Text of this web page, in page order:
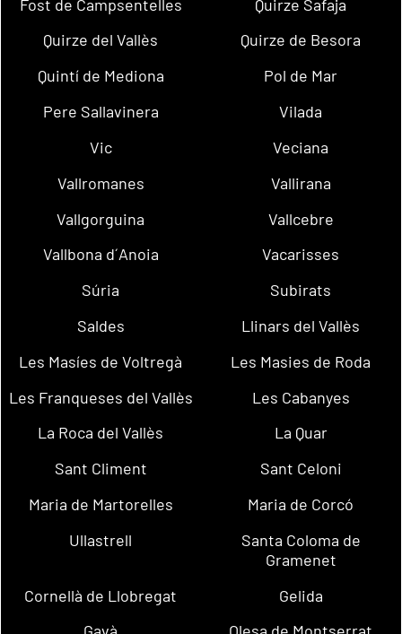
Fost de Campsentelles
Quirze Safaja
Quirze del Vallès
Quirze de Besora
Quintí de Mediona
Pol de Mar
Pere Sallavinera
Vilada
Vic
Veciana
Vallromanes
Vallirana
Vallgorguina
Vallcebre
Vallbona d´Anoia
Vacarisses
Súria
Subirats
Saldes
Llinars del Vallès
Les Masíes de Voltregà
Les Masies de Roda
Les Franqueses del Vallès
Les Cabanyes
La Roca del Vallès
La Quar
Sant Climent
Sant Celoni
Maria de Martorelles
Maria de Corcó
Ullastrell
Santa Coloma de
Gramenet
Cornellà de Llobregat
Gelida